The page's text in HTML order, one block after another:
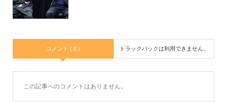
コメント ( 0 ) トラックバックは利用できません。
この記事へのコメントはありません。